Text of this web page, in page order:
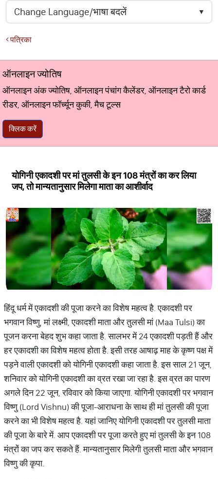
पत्रिका
ऑनलाइन ज्योतिष
ऑनलाइन अंक ज्योतिष, ऑनलाइन पंचांग कैलेंडर, ऑनलाइन टैरो कार्ड
रीडर, ऑनलाइन फॉर्च्यून कुकी, मैच टूल्स
क्लिक करें
योगिनी एकादशी पर मां तुलसी के इन 108 मंत्रों का कर लिया
जप, तो मान्यतानुसार मिलेगा माता का आशीर्वाद
हिंदू धर्म में एकादशी की पूजा करने का विशेष महत्व है. एकादशी पर
भगवान विष्णु, मां लक्ष्मी, एकादशी माता और तुलसी मां (Maa Tulsi) का
पूजन करना बेहद शुभ कहा जाता है. सालभर में 24 एकादशी पड़ती हैं और
हर एकादशी का विशेष महत्व होता है. इसी तरह आषाढ़ माह के कृष्ण पक्ष में
पड़ने वाली एकादशी को योगिनी एकादशी कहा जाता है. इस साल 21 जून,
शनिवार को योगिनी एकादशी का व्रत रखा जा रहा है. इस व्रत का पारण
अगले दिन 22 जून, रविवार को किया जाएगा. योगिनी एकादशी पर भगवान
विष्णु (Lord Vishnu) की पूजा-आराधना के साथ ही मां तुलसी की पूजा
करने का भी विशेष महत्व है. यहां जानिए योगिनी एकादशी पर तुलसी माता
की पूजा के बारे में. आप एकादशी पर पूजा करते हुए मां तुलसी के इन 108
मंत्रों का जप कर सकते हैं. मान्यतानुसार मिलेगी तुलसी माता और भगवान
विष्णु की कृपा.